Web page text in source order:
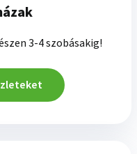
3-4 szobásakig!